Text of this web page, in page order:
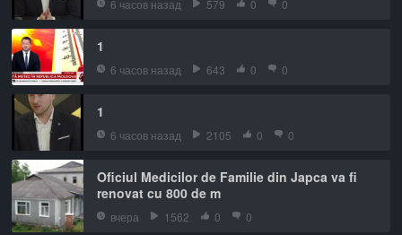
6 часов назад 579 0 0
1
6 часов назад 643 0 0
1
6 часов назад 2105 0 0
Oficiul Medicilor de Familie din Japca va fi
renovat cu 800 de m
вчера 1562 0 0